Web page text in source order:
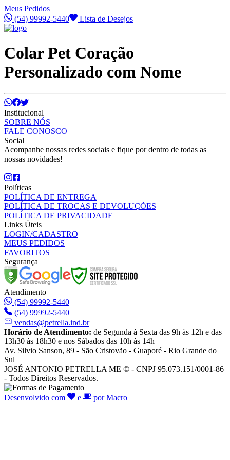
Meus Pedidos
(54) 99992-5440
Lista de Desejos
Colar Pet Coração
Personalizado com Nome
Institucional
SOBRE NÓS
FALE CONOSCO
Social
Acompanhe nossas redes sociais e fique por dentro de todas as
nossas novidades!
Políticas
POLÍTICA DE ENTREGA
POLÍTICA DE TROCAS E DEVOLUÇÕES
POLÍTICA DE PRIVACIDADE
Links Úteis
LOGIN/CADASTRO
MEUS PEDIDOS
FAVORITOS
Segurança
Atendimento
(54) 99992-5440
(54) 99992-5440
vendas@petrella.ind.br
Horário de Atendimento: de Segunda à Sexta das 9h às 12h e das
13h30 às 18h30 e nos Sábados das 10h às 14h
Av. Silvio Sanson, 89 - São Cristovão - Guaporé - Rio Grande do
Sul
JOSÉ ANTONIO PETRELLA ME © - CNPJ 95.073.151/0001-86
- Todos Direitos Reservados.
Desenvolvido com e por Macro